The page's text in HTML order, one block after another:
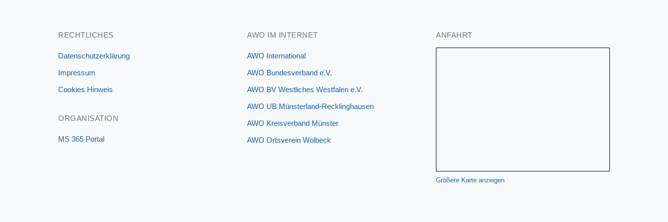
RECHTLICHES
Datenschutzerklärung
Impressum
Cookies Hinweis
ORGANISATION
MS 365 Portal
AWO IM INTERNET
AWO International
AWO Bundesverband e.V.
AWO BV Westliches Westfalen e.V.
AWO UB Münsterland-Recklinghausen
AWO Kreisverband Münster
AWO Ortsverein Wolbeck
ANFAHRT
Größere Karte anzeigen